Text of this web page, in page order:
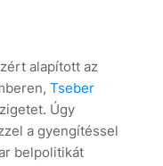
alapított az
Tseber
Úgy
a gyengítéssel
belpolitikát